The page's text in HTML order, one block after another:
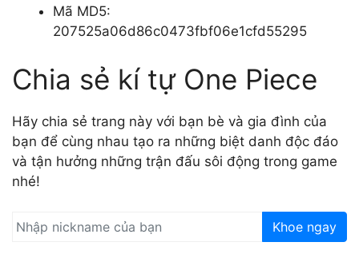
Mã MD5:
207525a06d86c0473fbf06e1cfd55295
Chia sẻ kí tự One Piece
Hãy chia sẻ trang này với bạn bè và gia đình của
bạn để cùng nhau tạo ra những biệt danh độc đáo
và tận hưởng những trận đấu sôi động trong game
nhé!
Khoe ngay